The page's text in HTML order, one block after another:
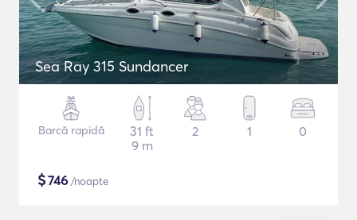
Sea Ray 315 Sundancer
Barcă rapidă
31 ft
9 m
2 1 0
$746 /noapte